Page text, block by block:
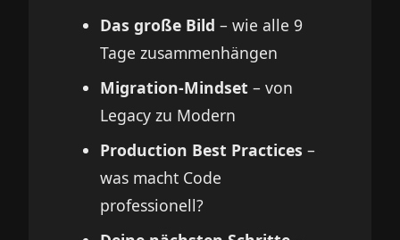
Das große Bild – wie alle 9
Tage zusammenhängen
Migration-Mindset – von
Legacy zu Modern
Production Best Practices –
was macht Code
professionell?